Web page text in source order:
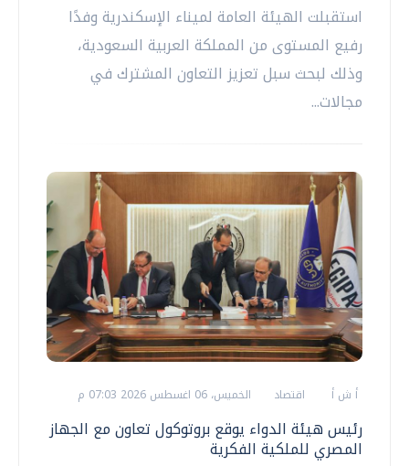
استقبلت الهيئة العامة لميناء الإسكندرية وفدًا
رفيع المستوى من المملكة العربية السعودية،
وذلك لبحث سبل تعزيز التعاون المشترك في
مجالات...
أ ش أ اقتصاد الخميس، 06 اغسطس 2026 07:03 م
رئيس هيئة الدواء يوقع بروتوكول تعاون مع الجهاز
المصري للملكية الفكرية